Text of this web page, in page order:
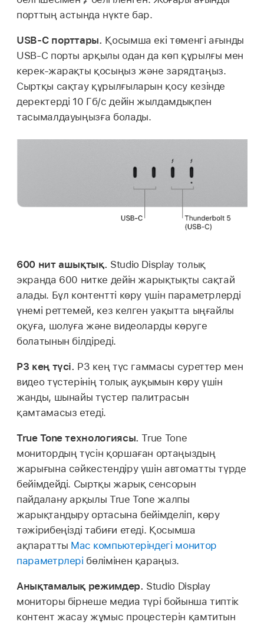
порттың астында нүкте бар.
USB-C порттары. Қосымша екі төменгі ағынды
USB-C порты арқылы одан да көп құрылғы мен
керек-жарақты қосыңыз және зарядтаңыз.
Сыртқы сақтау құрылғыларын қосу кезінде
деректерді 10 Гб/с дейін жылдамдықпен
тасымалдауыңызға болады.
600 нит ашықтық. Studio Display толық
экранда 600 нитке дейін жарықтықты сақтай
алады. Бұл контентті көру үшін параметрлерді
үнемі реттемей, кез келген уақытта ыңғайлы
оқуға, шолуға және видеоларды көруге
болатынын білдіреді.
P3 кең түсі. P3 кең түс гаммасы суреттер мен
видео түстерінің толық ауқымын көру үшін
жанды, шынайы түстер палитрасын
қамтамасыз етеді.
True Tone технологиясы.True Tone
монитордың түсін қоршаған ортаңыздың
жарығына сәйкестендіру үшін автоматты түрде
бейімдейді. Сыртқы жарық сенсорын
пайдалану арқылы True Tone жалпы
жарықтандыру ортасына бейімделіп, көру
тәжірибеңізді табиғи етеді. Қосымша
ақпаратты Mac компьютеріндегі монитор
параметрлері бөлімінен қараңыз.
Анықтамалық режимдер. Studio Display
мониторы бірнеше медиа түрі бойынша типтік
контент жасау жұмыс процестерін қамтитын